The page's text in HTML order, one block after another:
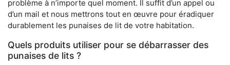
problème à n’importe quel moment. Il suffit d’un appel ou
d’un mail et nous mettrons tout en œuvre pour éradiquer
durablement les punaises de lit de votre habitation.
Quels produits utiliser pour se débarrasser des
punaises de lits ?